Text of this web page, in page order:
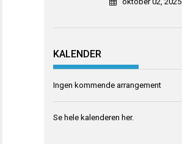
KALENDER
Ingen kommende arrangement
Se hele kalenderen her.